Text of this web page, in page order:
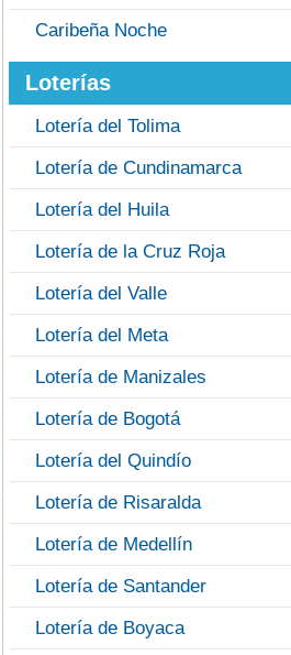
Caribeña Noche
Loterías
Lotería del Tolima
Lotería de Cundinamarca
Lotería del Huila
Lotería de la Cruz Roja
Lotería del Valle
Lotería del Meta
Lotería de Manizales
Lotería de Bogotá
Lotería del Quindío
Lotería de Risaralda
Lotería de Medellín
Lotería de Santander
Lotería de Boyaca